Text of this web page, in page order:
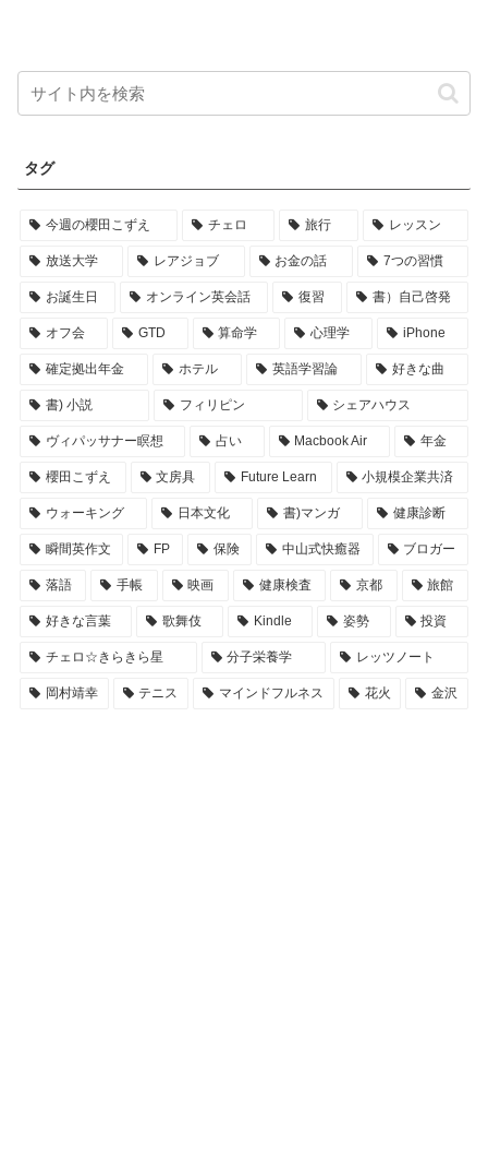
タグ
今週の櫻田こずえ チェロ 旅行 レッスン
放送大学 レアジョブ お金の話 7つの習慣
お誕生日 オンライン英会話 復習 書）自己啓発
オフ会 GTD 算命学 心理学 iPhone
確定拠出年金 ホテル 英語学習論 好きな曲
書) 小説 フィリピン シェアハウス
ヴィパッサナー瞑想 占い Macbook Air 年金
櫻田こずえ 文房具 Future Learn 小規模企業共済
ウォーキング 日本文化 書)マンガ 健康診断
瞬間英作文 FP 保険 中山式快癒器 ブロガー
落語 手帳 映画 健康検査 京都 旅館
好きな言葉 歌舞伎 Kindle 姿勢 投資
チェロ☆きらきら星 分子栄養学 レッツノート
岡村靖幸 テニス マインドフルネス 花火 金沢